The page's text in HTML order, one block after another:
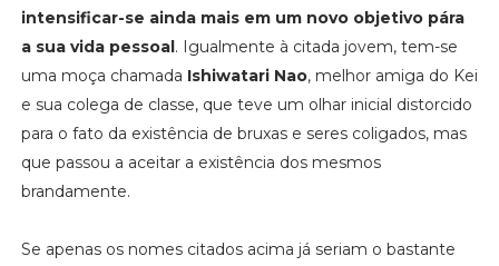
intensificar-se ainda mais em um novo objetivo pára
a sua vida pessoal. Igualmente à citada jovem, tem-se
uma moça chamada Ishiwatari Nao, melhor amiga do Kei
e sua colega de classe, que teve um olhar inicial distorcido
para o fato da existência de bruxas e seres coligados, mas
que passou a aceitar a existência dos mesmos
brandamente.
Se apenas os nomes citados acima já seriam o bastante